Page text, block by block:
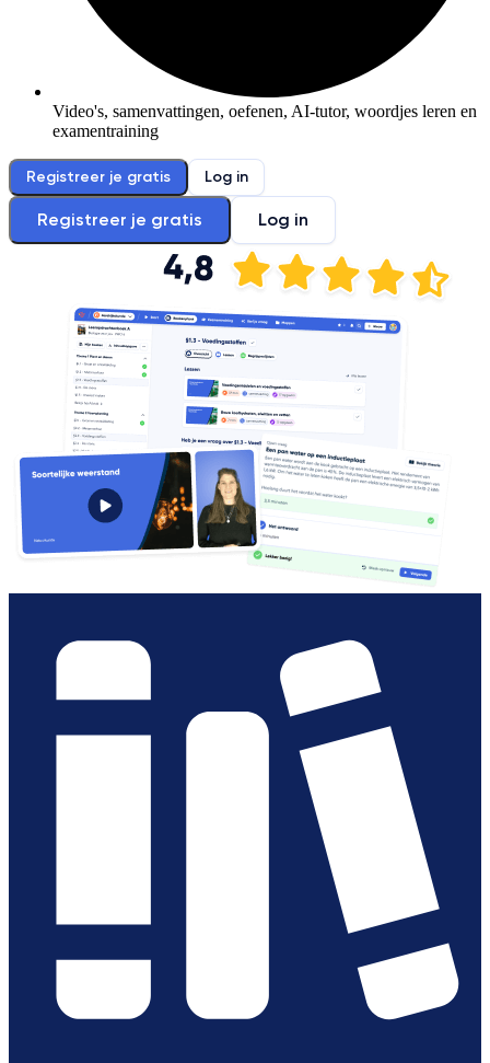
Video's, samenvattingen, oefenen, AI-tutor, woordjes leren en
examentraining
Registreer je gratis Log in
Registreer je gratis Log in